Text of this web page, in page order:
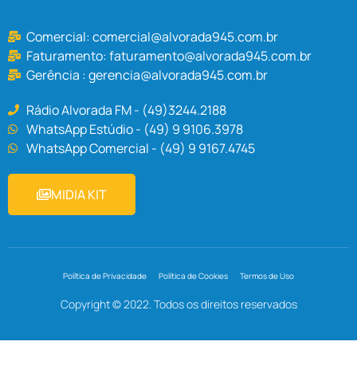
Comercial:comercial@alvorada945.com.br
Faturamento:faturamento@alvorada945.com.br
Gerência :gerencia@alvorada945.com.br
Rádio Alvorada FM - (49)3244.2188
WhatsApp Estúdio - (49) 9 9106.3978
WhatsApp Comercial - (49) 9 9167.4745
MIDIA KIT
Política de Privacidade Política de Cookies Termos de Uso
Copyright © 2022. Todos os direitos reservados